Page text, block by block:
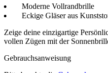
Moderne Vollrandbrille
Eckige Gläser aus
Zeige deine einzigartige
vollen Zügen mit der
Gebrauchsanweisung